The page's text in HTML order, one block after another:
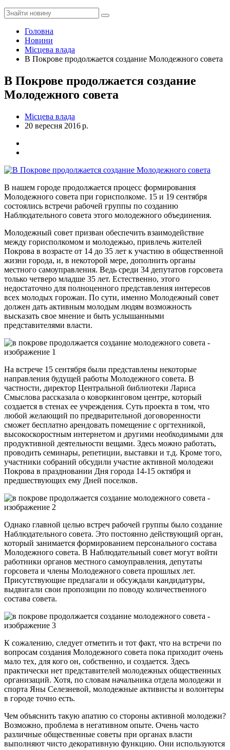
Головна
Новини
Місцева влада
В Покрове продолжается создание Молодежного совета
В Покрове продолжается создание
Молодежного совета
Місцева влада
20 вересня 2016 р.
В нашем городе продолжается процесс формирования
Молодежного совета при горисполкоме. 15 и 19 сентября
состоялись встречи рабочей группы по созданию
Наблюдательного совета этого молодежного объединения.
Молодежный совет призван обеспечить взаимодействие
между горисполкомом и молодежью, привлечь жителей
Покрова в возрасте от 14 до 35 лет к участию в общественной
жизни города, и, в некоторой мере, дополнить органы
местного самоуправления. Ведь среди 34 депутатов горсовета
только четверо младше 35 лет. Естественно, этого
недостаточно для полноценного представления интересов
всех молодых горожан. По сути, именно Молодежный совет
должен дать активным молодым людям возможность
высказать свое мнение и быть услышанными
представителями власти.
На встрече 15 сентября были представлены некоторые
направления будущей работы Молодежного совета. В
частности, директор Центральной библиотеки Лариса
Смыслова рассказала о коворкинговом центре, который
создается в стенах ее учреждения. Суть проекта в том, что
любой желающий по предварительной договоренности
сможет бесплатно арендовать помещение с оргтехникой,
высокоскоростным интернетом и другими необходимыми для
продуктивной деятельности вещами. Здесь можно работать,
проводить семинары, репетиции, выставки и т.д. Кроме того,
участники собраний обсудили участие активной молодежи
Покрова в праздновании Дня города 14-15 октября и
предшествующих ему Дней поселков.
Однако главной целью встреч рабочей группы было создание
Наблюдательного совета. Это постоянно действующий орган,
который занимается формированием персонального состава
Молодежного совета. В Наблюдательный совет могут войти
работники органов местного самоуправления, депутаты
горсовета и члены Молодежного совета прошлых лет.
Присутствующие предлагали и обсуждали кандидатуры,
выдвигали свои пропозиции по поводу количественного
состава совета.
К сожалению, следует отметить и тот факт, что на встречи по
вопросам создания Молодежного совета пока приходит очень
мало тех, для кого он, собственно, и создается. Здесь
практически нет представителей молодежных общественных
организаций. Хотя, по словам начальника отдела молодежи и
спорта Яны Селезневой, молодежные активисты и волонтеры
в городе точно есть.
Чем объяснить такую апатию со стороны активной молодежи?
Возможно, проблема в негативном опыте. Очень часто
различные общественные советы при органах власти
выполняют чисто декоративную функцию. Они используются